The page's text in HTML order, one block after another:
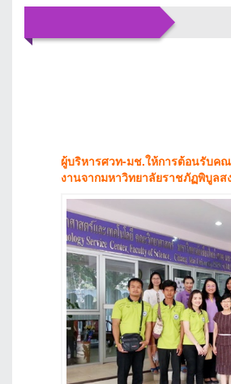
ผู้บริหารศวท-มช.ให้การต้อนรับค
งานจากมหาวิทยาลัยราชภัฏพิบูลส